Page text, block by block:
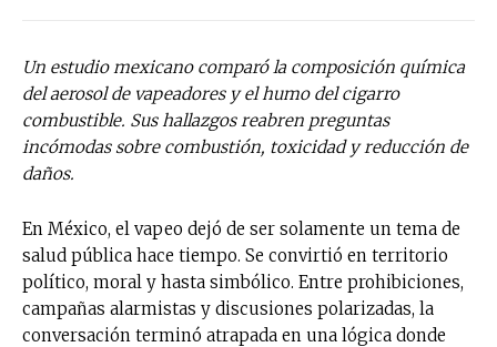
Un estudio mexicano comparó la composición química
del aerosol de vapeadores y el humo del cigarro
combustible. Sus hallazgos reabren preguntas
incómodas sobre combustión, toxicidad y reducción de
daños.
En México, el vapeo dejó de ser solamente un tema de
salud pública hace tiempo. Se convirtió en territorio
político, moral y hasta simbólico. Entre prohibiciones,
campañas alarmistas y discusiones polarizadas, la
conversación terminó atrapada en una lógica donde